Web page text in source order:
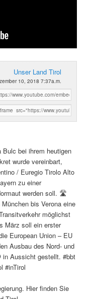
Unser Land Tirol
10, 2018 7:37a.m.
Bulc bei ihrem heutigen
wurde vereinbart,
/ Euregio Tirolo Alto
zu einer
werden soll. 🛣
bis Verona eine
möglichst
März soll ein erster
European Union – EU
Ausbau des Nord- und
in Aussicht gestellt. #bbt
#inTirol
Hier finden Sie